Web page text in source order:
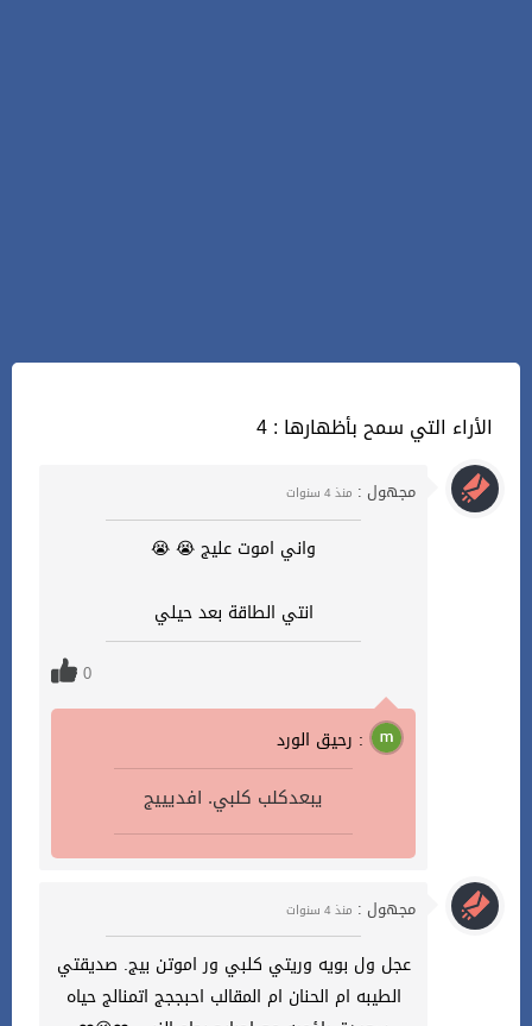
4 : الأراء التي سمح بأظهارها
مجهول : منذ 4 سنوات
واني اموت عليج 😭 😭
انتي الطاقة بعد حيلي
0
رحيق الورد :
يبعدكلب كلبي. افديييج
مجهول : منذ 4 سنوات
عجل ول بويه وريتي كلبي ور اموتن بيج. صديقتي
الطيبه ام الحنان ام المقالب احبججج اتمنالج حياه